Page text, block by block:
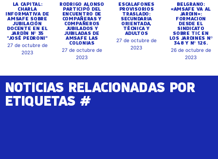
LA CAPITAL:
CHARLA
INFORMATIVA DE
AMSAFE SOBRE
JUBILACIÓN
DOCENTE EN EL
JARDÍN Nº 35
"JOSÉ PEDRONI"
27 de octubre de
2023
RODRIGO ALONSO
PARTICIPÓ DEL
ENCUENTRO DE
COMPAÑERAS Y
COMPAÑEROS
JUBILADOS Y
JUBILADAS DE
AMSAFE LAS
COLONIAS
27 de octubre de
2023
ESCALAFONES
PROVISORIOS
TRASLADO:
SECUNDARIA
ORIENTADA,
TÉCNICA Y
ADULTOS
27 de octubre de
2023
BELGRANO:
«AMSAFE VA AL
JARDIN»:
FORMACION
DESDE EL
SINDICATO
SOBRE TIC EN
LOS JARDINES Nº
348 Y Nº 126.
26 de octubre de
2023
NOTICIAS RELACIONADAS POR
ETIQUETAS #